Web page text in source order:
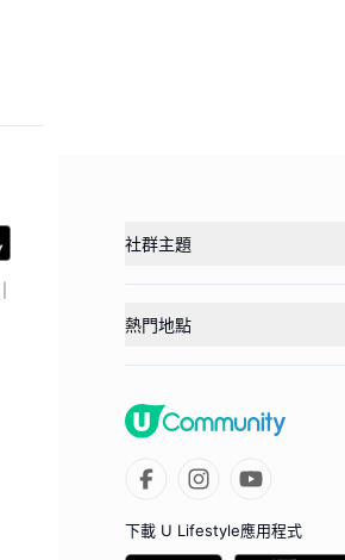
社群主題
熱門地點
下載 U Lifestyle應用程式